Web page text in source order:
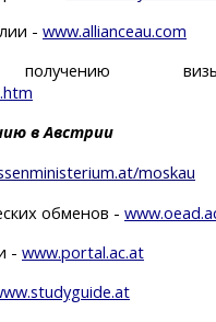
- www.allianceau.com
получению
.htm
в Австрии
.at/moskau
обменов - www.oead.
- www.portal.ac.at
.studyguide.at